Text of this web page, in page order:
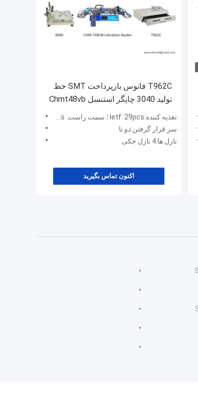
T962C فانوس بازپرداخت SMT خط
تولید 3040 چاپگر استنسل Chmt48vb
میز بالا انتخاب و مکان
تغذیه کننده:letf: 29pcs ؛ سمت راست: 29pcs ، در کل 58pcs
سر قرار گرفتن:دو تا
نازل ها:4 نازل جکی
اکنون تماس بگیرید